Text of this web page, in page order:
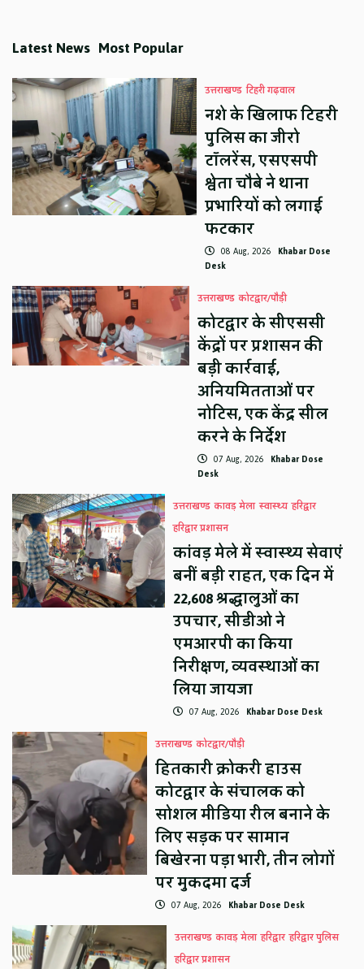
Latest News Most Popular
उत्तराखण्ड टिहरी गढ़वाल
नशे के खिलाफ टिहरी
पुलिस का जीरो
टॉलरेंस, एसएसपी
श्वेता चौबे ने थाना
प्रभारियों को लगाई
फटकार
08 Aug, 2026 Khabar Dose
Desk
उत्तराखण्ड कोटद्वार/पौड़ी
कोटद्वार के सीएससी
केंद्रों पर प्रशासन की
बड़ी कार्रवाई,
अनियमितताओं पर
नोटिस, एक केंद्र सील
करने के निर्देश
07 Aug, 2026 Khabar Dose
Desk
उत्तराखण्ड कावड़ मेला स्वास्थ्य हरिद्वार
हरिद्वार प्रशासन
कांवड़ मेले में स्वास्थ्य सेवाएं
बनीं बड़ी राहत, एक दिन में
22,608 श्रद्धालुओं का
उपचार, सीडीओ ने
एमआरपी का किया
निरीक्षण, व्यवस्थाओं का
लिया जायजा
07 Aug, 2026 Khabar Dose Desk
उत्तराखण्ड कोटद्वार/पौड़ी
हितकारी क्रोकरी हाउस
कोटद्वार के संचालक को
सोशल मीडिया रील बनाने के
लिए सड़क पर सामान
बिखेरना पड़ा भारी, तीन लोगों
पर मुकदमा दर्ज
07 Aug, 2026 Khabar Dose Desk
उत्तराखण्ड कावड़ मेला हरिद्वार हरिद्वार पुलिस
हरिद्वार प्रशासन